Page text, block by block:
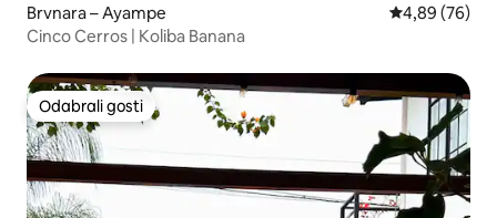
Brvnara – Ayampe Prosječna
4,89 (76)
Cinco Cerros | Koliba Banana
Odabrali gosti
Odabrali gosti